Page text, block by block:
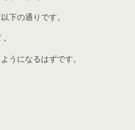
下の通りです。
うになるはずです。